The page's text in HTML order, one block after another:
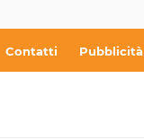
Contatti Pubblicità